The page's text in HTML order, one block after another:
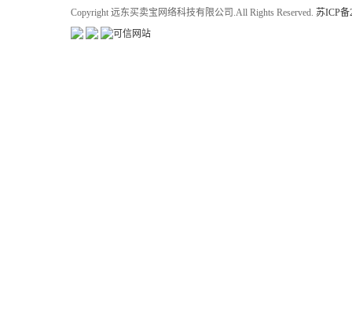
Copyright 远东买卖宝网络科技有限公司.All Rights Reserved. 苏ICP备